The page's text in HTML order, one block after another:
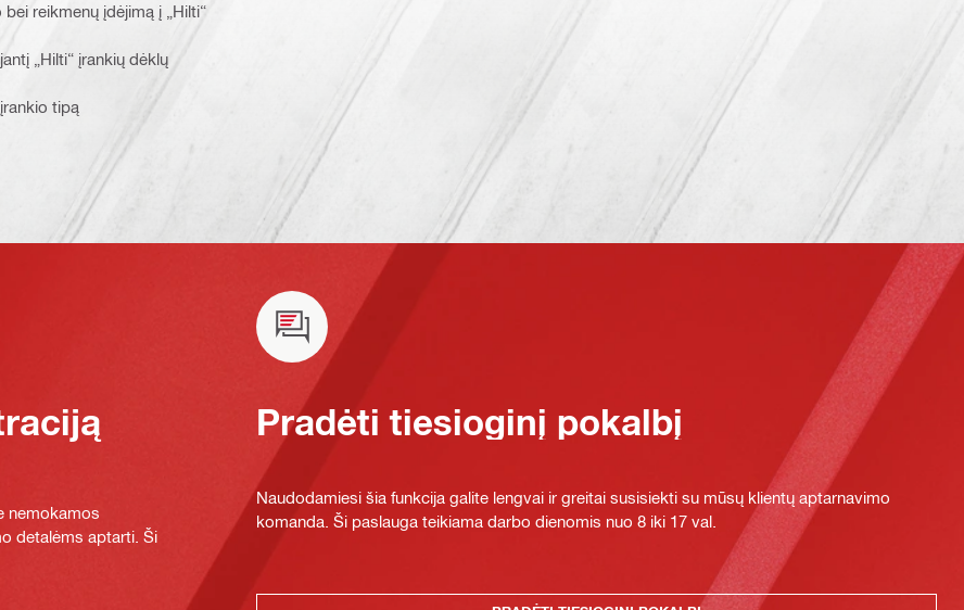
reikmenų įdėjimą į „Hilti“
„Hilti“ įrankių dėklų
tipą
nemokamos
detalėms aptarti. Ši
Pradėti tiesioginį pokalbį
Naudodamiesi šia funkcija galite lengvai ir greitai susisiekti su mūsų klientų aptarnavimo
komanda. Ši paslauga teikiama darbo dienomis nuo 8 iki 17 val.